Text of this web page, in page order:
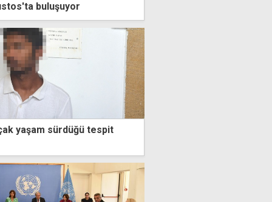
buluşuyor
yaşam sürdüğü tespit